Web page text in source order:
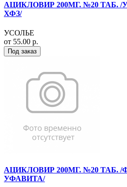
АЦИКЛОВИР 200МГ. №20 ТАБ.
ХФЗ/
УСОЛЬЕ
от 55.00 р.
Под заказ
АЦИКЛОВИР 200МГ. №20 ТАБ.
УФАВИТА/